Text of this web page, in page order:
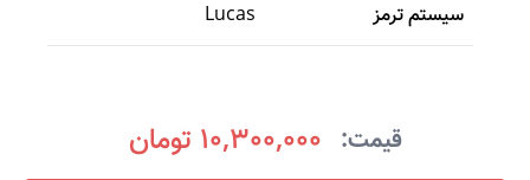
سیستم ترمز
Lucas
قیمت: 10,300,000 تومان